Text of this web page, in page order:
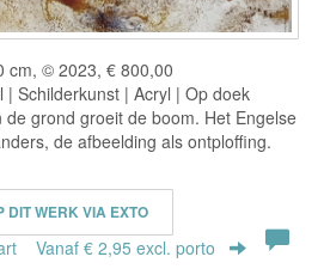
cm, © 2023, € 800,00
| Schilderkunst | Acryl | Op doek
grond groeit de boom. Het Engelse
de afbeelding als ontploffing.
DIT WERK VIA EXTO
Vanaf € 2,95 excl. porto